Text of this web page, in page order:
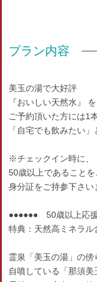
プラン内容
美玉の湯で大好評
『おいしい天然水』
ご予約頂いた方には1
「自宅でも飲みたい
※チェックイン時に、
50歳以上であることを
身分証をご持参下さい
●●●●●● 50歳以上応
特典：天然高ミネラ
霊泉「美玉の湯」の傍
自噴している「那須美